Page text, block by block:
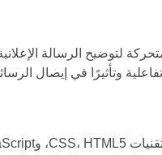
لتوضيح الرسالة
وتأثيرًا في إيصال